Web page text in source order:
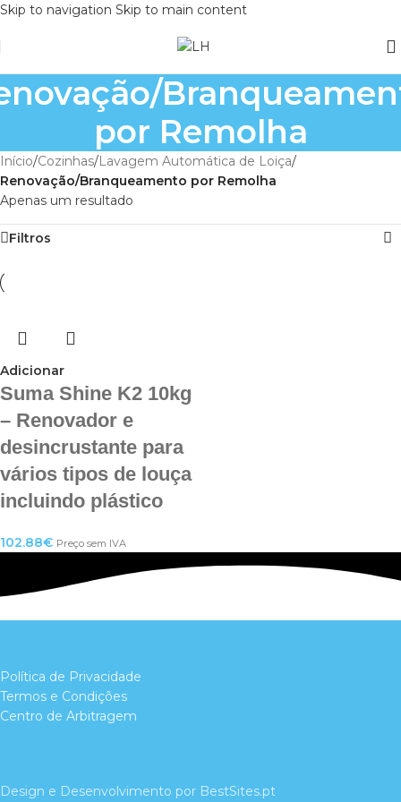
Skip to navigation Skip to main content
por Remolha
Início/Cozinhas/Lavagem Automática de Loiça/
Renovação/Branqueamento por Remolha
Apenas um resultado
Filtros
Adicionar
Suma Shine K2 10kg
– Renovador e
desincrustante para
vários tipos de louça
incluindo plástico
102.88€ Preço sem IVA
Política de Privacidade
Termos e Condições
Centro de Arbitragem
Design e Desenvolvimento por BestSites.pt